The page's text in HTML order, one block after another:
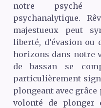
notre psyché
psychanalytique.
majestueux peut
liberté, d’évasion ou
horizons dans notre
de bassan se
particulièrement
plongeant avec
volonté de plonger